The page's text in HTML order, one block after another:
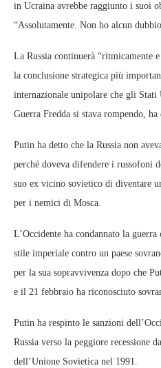
in Ucraina avrebbe raggiunto i suoi
“Assolutamente. Non ho alcun
La Russia continuerà “ritmicamente
la conclusione strategica più
internazionale unipolare che gli
Guerra Fredda si stava rompendo,
Putin ha detto che la Russia non
perché doveva difendere i russofoni
suo ex vicino sovietico di diventare
per i nemici di Mosca.
L’Occidente ha condannato la
stile imperiale contro un paese
per la sua sopravvivenza dopo che
e il 21 febbraio ha riconosciuto
Putin ha respinto le sanzioni
Russia verso la peggiore recessione
dell’Unione Sovietica nel 1991.